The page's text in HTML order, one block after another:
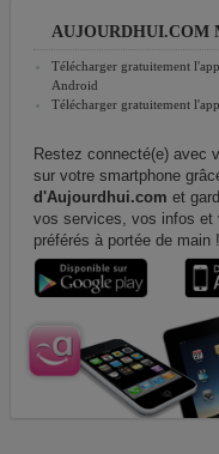
AUJOURDHUI.COM
Télécharger gratuitement
Android
Télécharger gratuitement
Restez connecté(e) avec
sur votre smartphone
d'Aujourdhui.com et
vos services, vos infos et
préférés à portée de main !